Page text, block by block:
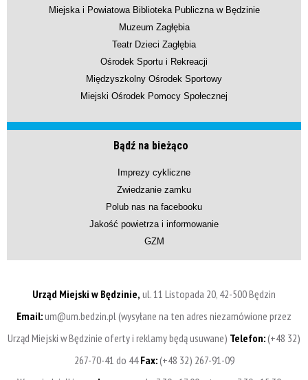
Miejska i Powiatowa Biblioteka Publiczna w Będzinie
Muzeum Zagłębia
Teatr Dzieci Zagłębia
Ośrodek Sportu i Rekreacji
Międzyszkolny Ośrodek Sportowy
Miejski Ośrodek Pomocy Społecznej
Bądź na bieżąco
Imprezy cykliczne
Zwiedzanie zamku
Polub nas na facebooku
Jakość powietrza i informowanie
GZM
Urząd Miejski w Będzinie, ul. 11 Listopada 20, 42-500 Będzin
Email:um@um.bedzin.pl (wysyłane na ten adres niezamówione przez
Urząd Miejski w Będzinie oferty i reklamy będą usuwane) Telefon:(+48 32)
267-70-41 do 44Fax:(+48 32) 267-91-09